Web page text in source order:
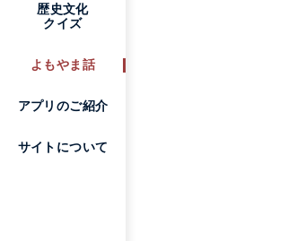
歴史文化
クイズ
よもやま話
アプリのご紹介
サイトについて